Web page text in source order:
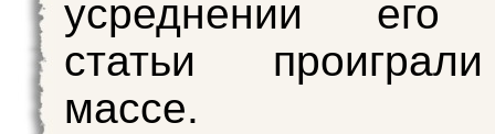
усреднении его
статьи
массе.